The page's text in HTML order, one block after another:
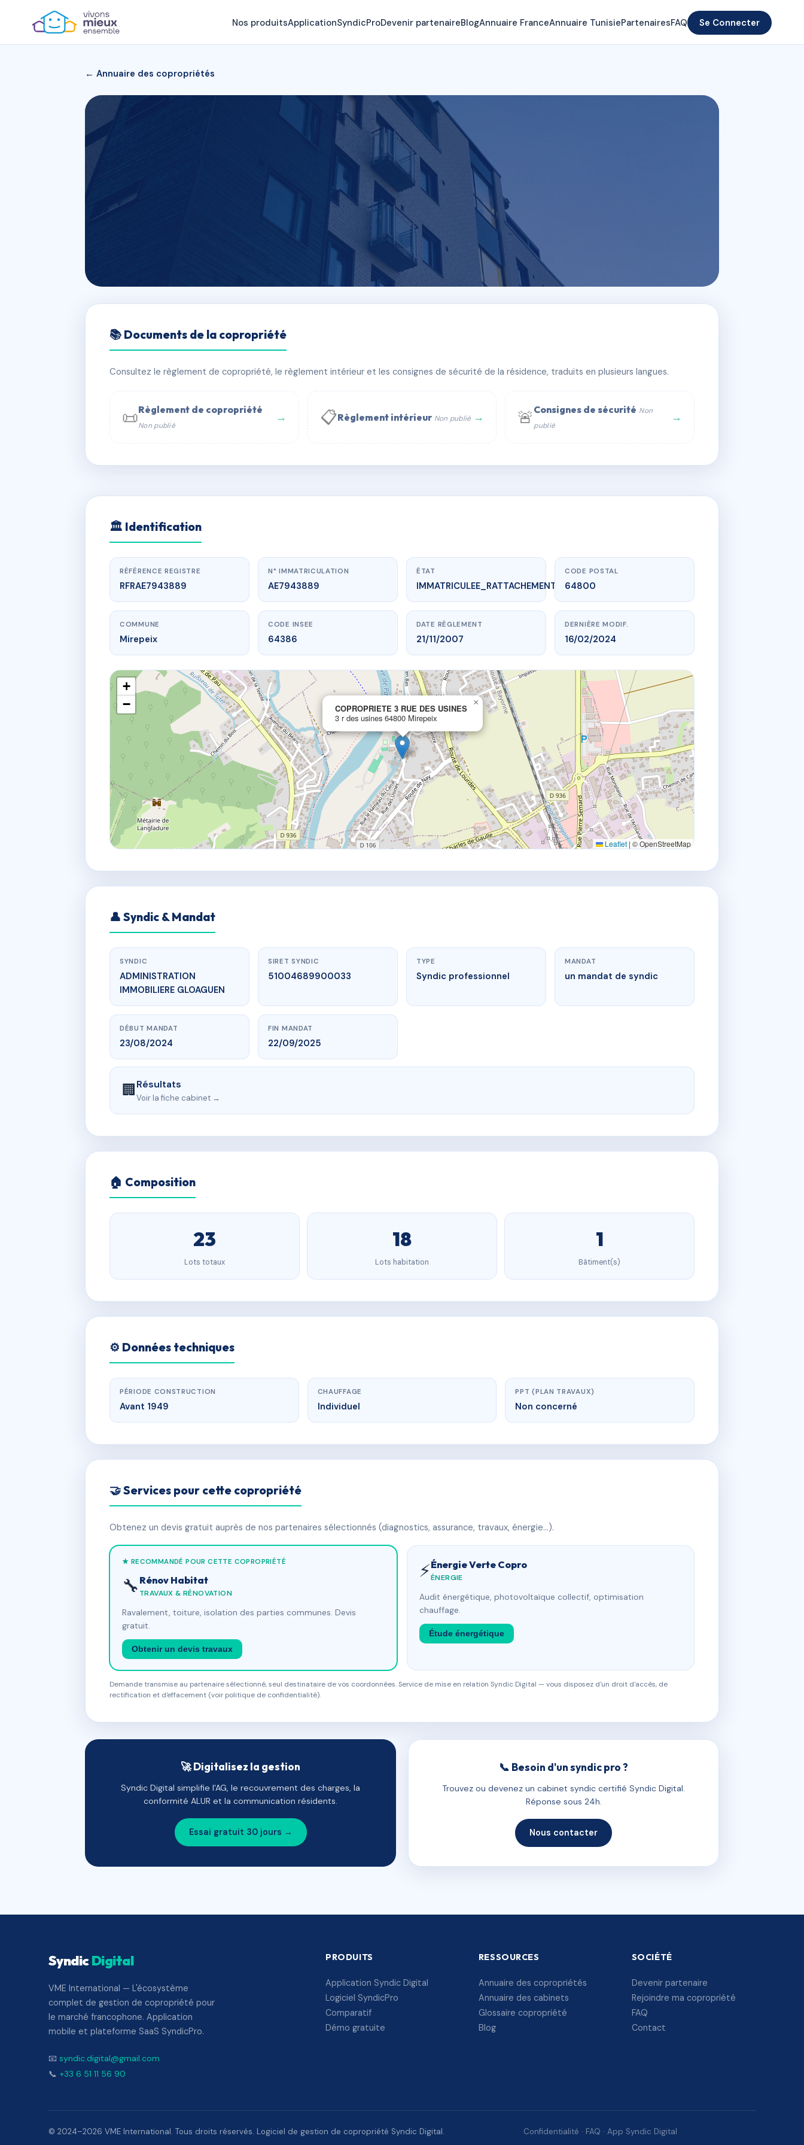
Nos produitsApplicationSyndicProDevenir partenaireBlogAnnuaire FranceAnnuaire TunisiePartenairesFAQ Se Connecter
← Annuaire des copropriétés
COPROPRIETE 3 RUE DES USINES
📍 3 r des usines 64800 Mirepeix
📞 Contacter Syndic Digital 💬 WhatsApp
📚 Documents de la copropriété
Consultez le règlement de copropriété, le règlement intérieur et les consignes de sécurité de la résidence, traduits en plusieurs langues.
📜Règlement de copropriété
Non publié
→ 📋Règlement intérieur Non publié → 🚨 Consignes de sécurité Non
publié
→
AE7943889 🇫🇷
www.vme.plus/AE7943889
COPROPRIETE 3 RUE DES USINES
3 r des usines64800 Mirepeix
🏛 Identification
RÉFÉRENCE REGISTRE
RFRAE7943889
N° IMMATRICULATION
AE7943889
ÉTAT
IMMATRICULEE_RATTACHEMENT_EXPIRE
CODE POSTAL
64800
COMMUNE
Mirepeix
CODE INSEE
64386
DATE RÈGLEMENT
21/11/2007
DERNIÈRE MODIF.
16/02/2024
COPROPRIETE 3 RUE DES USINES
3 r des usines 64800 Mirepeix
×
+
−
Leaflet | © OpenStreetMap
👤 Syndic & Mandat
SYNDIC
ADMINISTRATION
IMMOBILIERE GLOAGUEN
SIRET SYNDIC
51004689900033
TYPE
Syndic professionnel
MANDAT
un mandat de syndic
DÉBUT MANDAT
23/08/2024
FIN MANDAT
22/09/2025
🏢Résultats
Voir la fiche cabinet →
🏠 Composition
23
Lots totaux
18
Lots habitation
1
Bâtiment(s)
⚙️ Données techniques
PÉRIODE CONSTRUCTION
Avant 1949
CHAUFFAGE
Individuel
PPT (PLAN TRAVAUX)
Non concerné
🤝 Services pour cette copropriété
Obtenez un devis gratuit auprès de nos partenaires sélectionnés (diagnostics, assurance, travaux, énergie…).
★ RECOMMANDÉ POUR CETTE COPROPRIÉTÉ
🔧 Rénov Habitat
TRAVAUX & RÉNOVATION
Ravalement, toiture, isolation des parties communes. Devis
gratuit.
Obtenir un devis travaux
⚡Énergie Verte Copro
ÉNERGIE
Audit énergétique, photovoltaïque collectif, optimisation
chauffage.
Étude énergétique
Demande transmise au partenaire sélectionné, seul destinataire de vos coordonnées. Service de mise en relation Syndic Digital — vous disposez d'un droit d'accès, de
rectification et d'effacement (voir politique de confidentialité).
🚀 Digitalisez la gestion
Syndic Digital simplifie l'AG, le recouvrement des charges, la
conformité ALUR et la communication résidents.
Essai gratuit 30 jours →
📞 Besoin d'un syndic pro ?
Trouvez ou devenez un cabinet syndic certifié Syndic Digital.
Réponse sous 24h.
Nous contacter
SyndicDigital
VME International — L'écosystème
complet de gestion de copropriété pour
le marché francophone. Application
mobile et plateforme SaaS SyndicPro.
📧 syndic.digital@gmail.com
📞 +33 6 51 11 56 90
PRODUITS
Application Syndic Digital
Logiciel SyndicPro
Comparatif
Démo gratuite
RESSOURCES
Annuaire des copropriétés
Annuaire des cabinets
Glossaire copropriété
Blog
SOCIÉTÉ
Devenir partenaire
Rejoindre ma copropriété
FAQ
Contact
© 2024–2026 VME International. Tous droits réservés. Logiciel de gestion de copropriété Syndic Digital. Confidentialité · FAQ · App Syndic Digital